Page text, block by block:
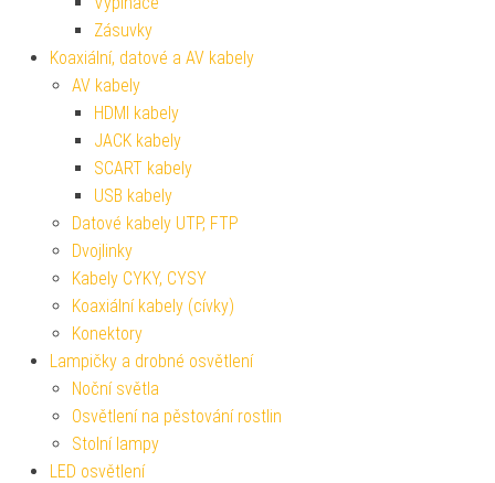
Zásuvky
Koaxiální, datové a AV kabely
AV kabely
HDMI kabely
JACK kabely
SCART kabely
USB kabely
Datové kabely UTP, FTP
Dvojlinky
Kabely CYKY, CYSY
Koaxiální kabely (cívky)
Konektory
Lampičky a drobné osvětlení
Noční světla
Osvětlení na pěstování rostlin
Stolní lampy
LED osvětlení